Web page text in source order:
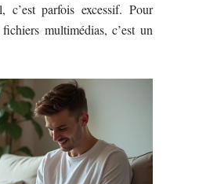
c’est parfois excessif. Pour
multimédias, c’est un